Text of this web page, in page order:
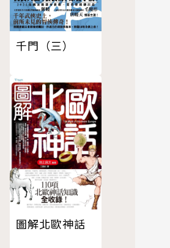
千門（三）
圖解北歐神話